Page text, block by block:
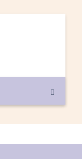
